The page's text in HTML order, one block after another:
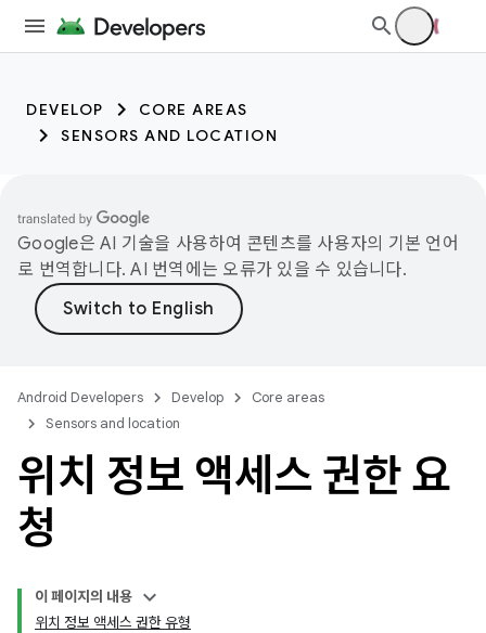
DEVELOP
CORE AREAS
SENSORS AND LOCATION
Google은 AI 기술을 사용하여 콘텐츠를 사용자의 기본 언어
로 번역합니다. AI 번역에는 오류가 있을 수 있습니다.
Android Developers Develop
Core areas
Sensors and location
위치 정보 액세스 권한 요
청
이 페이지의 내용
위치 정보 액세스 권한 유형